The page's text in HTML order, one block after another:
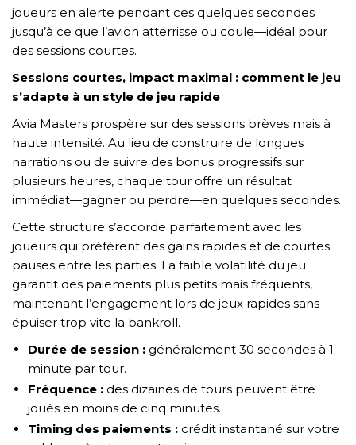
joueurs en alerte pendant ces quelques secondes
jusqu’à ce que l’avion atterrisse ou coule—idéal pour
des sessions courtes.
Sessions courtes, impact maximal : comment le jeu
s’adapte à un style de jeu rapide
Avia Masters prospère sur des sessions brèves mais à
haute intensité. Au lieu de construire de longues
narrations ou de suivre des bonus progressifs sur
plusieurs heures, chaque tour offre un résultat
immédiat—gagner ou perdre—en quelques secondes.
Cette structure s’accorde parfaitement avec les
joueurs qui préfèrent des gains rapides et de courtes
pauses entre les parties. La faible volatilité du jeu
garantit des paiements plus petits mais fréquents,
maintenant l’engagement lors de jeux rapides sans
épuiser trop vite la bankroll.
Durée de session : généralement 30 secondes à 1
minute par tour.
Fréquence : des dizaines de tours peuvent être
joués en moins de cinq minutes.
Timing des paiements : crédit instantané sur votre